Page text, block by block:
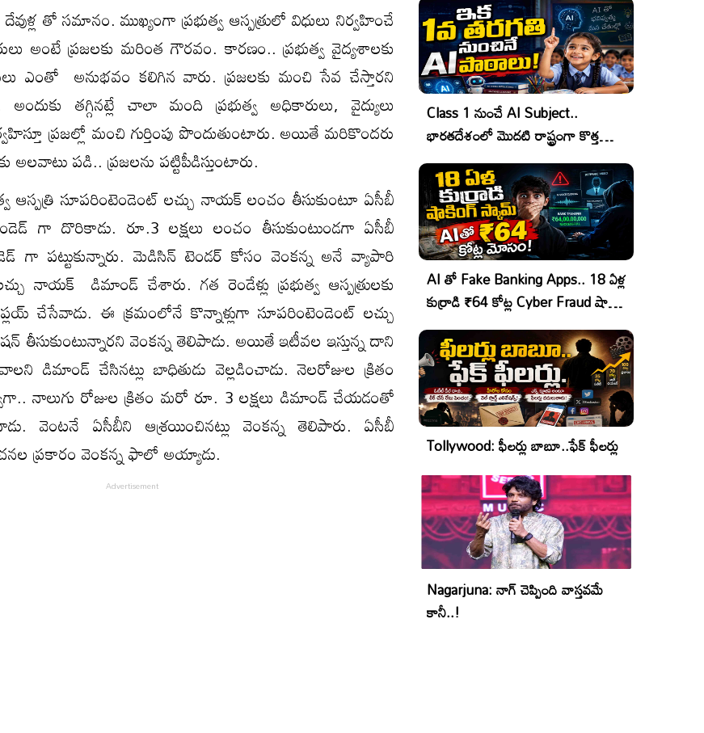
దేవుళ్ల తో సమానం. ముఖ్యంగా ప్రభుత్వ ఆస్పత్రులో విధులు నిర్వహించే
అంటే ప్రజలకు మరింత గౌరవం. కారణం.. ప్రభుత్వ వైద్యశాలకు
ఎంతో అనుభవం కలిగిన వారు. ప్రజలకు మంచి సేవ చేస్తారని
అందుకు తగ్గినట్లే చాలా మంది ప్రభుత్వ అధికారులు, వైద్యులు
ప్రజల్లో మంచి గుర్తింపు పొందుతుంటారు. అయితే మరికొందరు
పడి.. ప్రజలను పట్టిపీడిస్తుంటారు.
ఆస్పత్రి సూపరింటెండెంట్ లచ్చు నాయక్ లంచం తీసుకుంటూ ఏసీబీ
గా దొరికాడు. రూ.3 లక్షలు లంచం తీసుకుంటుండగా ఏసీబీ
గా పట్టుకున్నారు. మెడిసిన్ టెండర్ కోసం వెంకన్న అనే వ్యాపారి
నాయక్ డిమాండ్‌ చేశారు. గత రెండేళ్లు ప్రభుత్వ ఆస్పత్రులకు
చేసేవాడు. ఈ క్రమంలోనే కొన్నాళ్లుగా సూపరింటెండెంట్‌ లచ్చు
వెంకన్న తెలిపాడు. అయితే ఇటీవల ఇస్తున్న దాని
డిమాండ్‌ చేసినట్లు బాధితుడు వెల్లడించాడు. నెలరోజుల క్రితం
నాలుగు రోజుల క్రితం మరో రూ. 3 లక్షలు డిమాండ్‌ చేయడంతో
వెంటనే ఏసీబీని ఆశ్రయించినట్లు వెంకన్న తెలిపారు. ఏసీబీ
ప్రకారం వెంకన్న ఫాలో అయ్యాడు.
Class 1 నుంచే AI Subject..
భారతదేశంలో మొదటి రాష్ట్రంగా కొత్త
చరిత్ర!
AI తో Fake Banking Apps.. 18 ఏళ్ల
కుర్రాడి ₹64 కోట్ల Cyber Fraud షాకింగ్
ఆపరేషన్!
Tollywood: ఫీలర్లు బాబూ..ఫేక్ ఫీలర్లు
Nagarjuna: నాగ్ చెప్పింది వాస్తవమే
కానీ..!